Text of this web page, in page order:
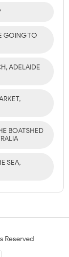
GOING TO
ADELAIDE
BOATSHED
SEA,
Reserved